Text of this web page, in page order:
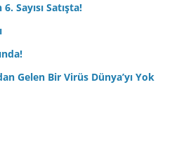
Sayısı Satışta!
Gelen Bir Virüs Dünya’yı Yok